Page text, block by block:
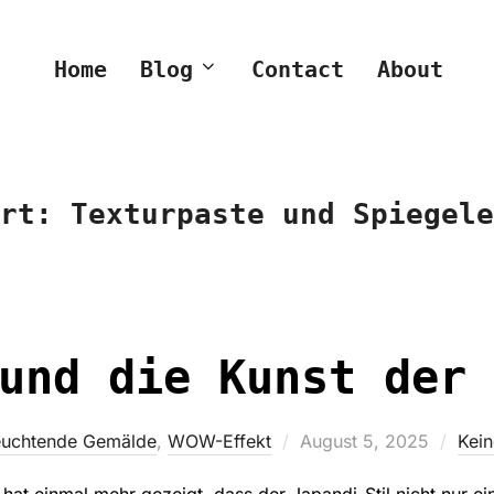
Home Blog Contact About
Texturpaste und
die Kunst der
Gemälde, WOW-Effekt
Veröffentlicht
August 5, 2025